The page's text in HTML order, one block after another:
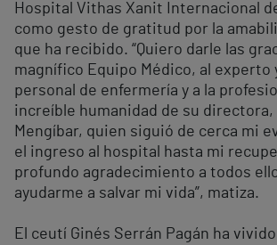
Hospital Vithas Xanit Internacional
como gesto de gratitud por la
que ha recibido. “Quiero darle las
magnífico Equipo Médico, al experto
personal de enfermería y a la
increíble humanidad de su directora,
Mengíbar, quien siguió de cerca mi
el ingreso al hospital hasta mi
profundo agradecimiento a todos
ayudarme a salvar mi vida”, matiza.
El ceutí Ginés Serrán Pagán ha